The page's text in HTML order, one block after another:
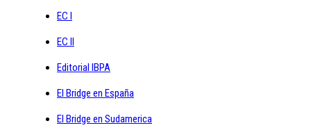
EC I
EC II
Editorial IBPA
El Bridge en España
El Bridge en Sudamerica